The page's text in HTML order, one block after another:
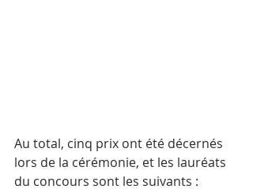
Au total, cinq prix ont été décernés
lors de la cérémonie, et les lauréats
du concours sont les suivants :